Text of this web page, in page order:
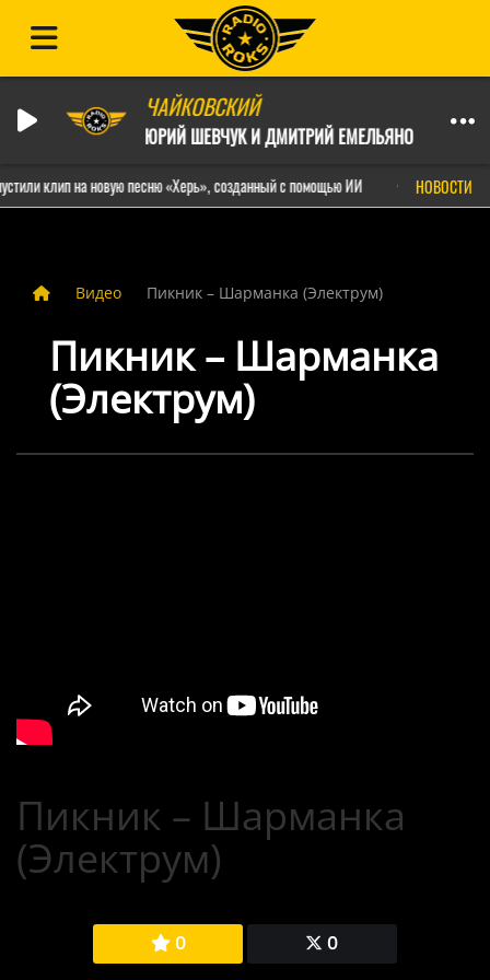
ЧАЙКОВСКИЙ
ЮРИЙ ШЕВЧУК И ДМИТРИЙ ЕМЕЛЬЯНОВ
НОВОСТИ
клип на новую песню «Херь», созданный с помощью ИИ Найк
Видео Пикник – Шарманка (Электрум)
Пикник – Шарманка
(Электрум)
0 0
Пикник – Шарманка
(Электрум)